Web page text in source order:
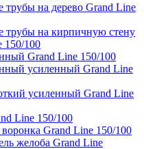
трубы на дерево Grand Line
трубы на кирпичную стену
150/100
Grand Line 150/100
усиленный Grand Line
усиленный Grand Line
Line 150/100
Grand Line 150/100
желоба Grand Line